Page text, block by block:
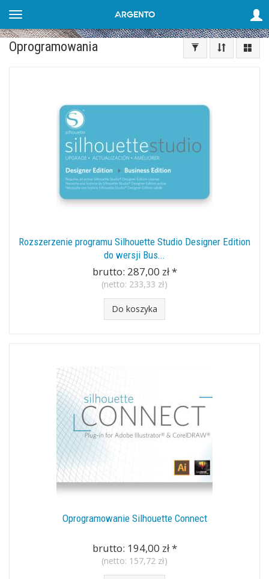
Oprogramowania
Rozszerzenie programu Silhouette Studio Designer Edition
do wersji Bus...
brutto: 287,00 zł*
(netto: 233,33 zł)
Do koszyka
Oprogramowanie Silhouette Connect
brutto: 194,00 zł*
(netto: 157,72 zł)